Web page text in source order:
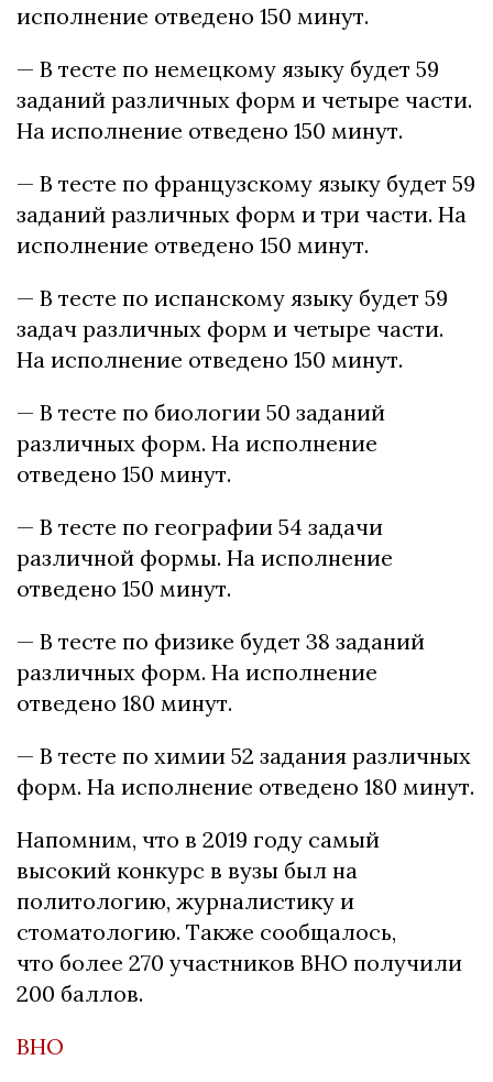
исполнение отведено 150 минут.
— В тесте по немецкому языку будет 59
заданий различных форм и четыре части.
На исполнение отведено 150 минут.
— В тесте по французскому языку будет 59
заданий различных форм и три части. На
исполнение отведено 150 минут.
— В тесте по испанскому языку будет 59
задач различных форм и четыре части.
На исполнение отведено 150 минут.
— В тесте по биологии 50 заданий
различных форм. На исполнение
отведено 150 минут.
— В тесте по географии 54 задачи
различной формы. На исполнение
отведено 150 минут.
— В тесте по физике будет 38 заданий
различных форм. На исполнение
отведено 180 минут.
— В тесте по химии 52 задания различных
форм. На исполнение отведено 180 минут.
Напомним, что в 2019 году самый
высокий конкурс в вузы был на
политологию, журналистику и
стоматологию. Также сообщалось,
что более 270 участников ВНО получили
200 баллов.
ВНО